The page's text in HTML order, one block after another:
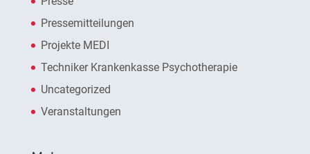
Pressemitteilungen
Projekte MEDI
Techniker Krankenkasse Psychotherapie
Uncategorized
Veranstaltungen